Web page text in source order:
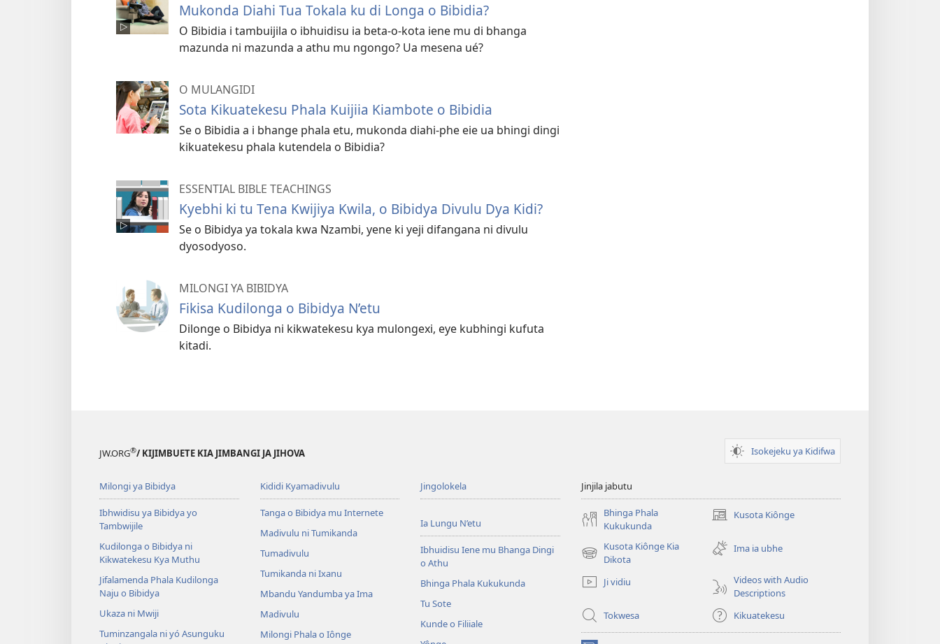
Mukonda Diahi Tua Tokala ku di Longa o Bibidia?
O Bibidia i tambuijila o ibhuidisu ia beta-o-kota iene mu di bhanga
mazunda ni mazunda a athu mu ngongo? Ua mesena ué?
O MULANGIDI
Sota Kikuatekesu Phala Kuijiia Kiambote o Bibidia
Se o Bibidia a i bhange phala etu, mukonda diahi-phe eie ua bhingi dingi
kikuatekesu phala kutendela o Bibidia?
ESSENTIAL BIBLE TEACHINGS
Kyebhi ki tu Tena Kwijiya Kwila, o Bibidya Divulu Dya Kidi?
Se o Bibidya ya tokala kwa Nzambi, yene ki yeji difangana ni divulu
dyosodyoso.
MILONGI YA BIBIDYA
Fikisa Kudilonga o Bibidya N’etu
Dilonge o Bibidya ni kikwatekesu kya mulongexi, eye kubhingi kufuta
kitadi.
JW.ORG®/ KIJIMBUETE KIA JIMBANGI JA JIHOVA Isokejeku ya Kidifwa
Milongi ya Bibidya
Ibhwidisu ya Bibidya yo
Tambwijile
Kudilonga o Bibidya ni
Kikwatekesu Kya Muthu
Jifalamenda Phala Kudilonga
Naju o Bibidya
Ukaza ni Mwiji
Tuminzangala ni yó Asunguku
Kididi Kyamadivulu
Tanga o Bibidya mu Internete
Madivulu ni Tumikanda
Tumadivulu
Tumikanda ni Ixanu
Mbandu Yandumba ya Ima
Madivulu
Milongi Phala o Iônge
Jingolokela
Ia Lungu N’etu
Ibhuidisu Iene mu Bhanga Dingi
o Athu
Bhinga Phala Kukukunda
Tu Sote
Kunde o Filiiale
Jinjila jabutu
Bhinga Phala
Kukukunda
Kusota Kiônge
(opens
window)
Kusota Kiônge Kia
Dikota
(opens
window)
Ima ia ubhe
Ji vidiu
Videos with Audio
Descriptions
Tokwesa
Kikuatekesu